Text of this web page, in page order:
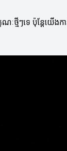
ក្ខណៈថ្មីៗទេ ប៉ុន្តែ